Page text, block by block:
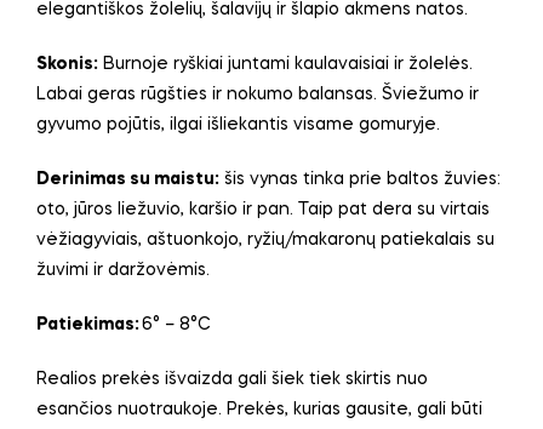
elegantiškos žolelių, šalavijų ir šlapio akmens natos.
Skonis: Burnoje ryškiai juntami kaulavaisiai ir žolelės.
Labai geras rūgšties ir nokumo balansas. Šviežumo ir
gyvumo pojūtis, ilgai išliekantis visame gomuryje.
Derinimas su maistu: šis vynas tinka prie baltos žuvies:
oto, jūros liežuvio, karšio ir pan. Taip pat dera su virtais
vėžiagyviais, aštuonkojo, ryžių/makaronų patiekalais su
žuvimi ir daržovėmis.
Patiekimas: 6° – 8°C
Realios prekės išvaizda gali šiek tiek skirtis nuo
esančios nuotraukoje. Prekės, kurias gausite, gali būti